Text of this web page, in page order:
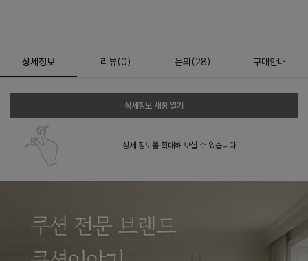
상세정보 리뷰(0) 문의 (28) 구매안내
상세정보 새창 열기
상세 정보를 확대해 보실 수 있습니다.